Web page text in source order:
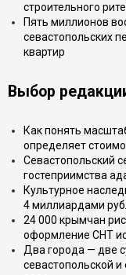
строительного
Пять миллионов
севастопольских
квартир
Выбор
Как понять
определяет
Севастопольский
гостеприимства
Культурное
4 миллиардами
24 000 крымчан
оформление СНТ
Два города — две
севастопольской